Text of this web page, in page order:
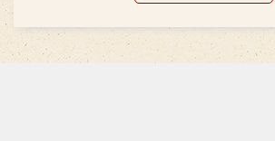
заказ по телефону: